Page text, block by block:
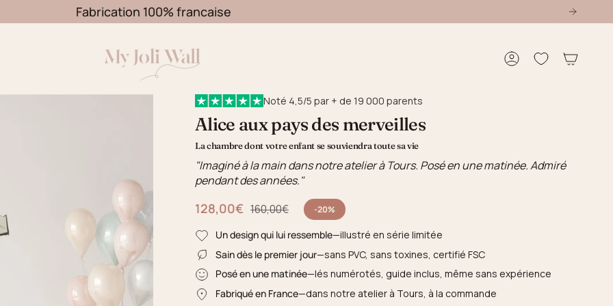
Fabrication 100% francaise
Compte
Noté 4,5/5 par + de 19 000 parents
Alice aux pays des merveilles
La chambre dont votre enfant se souviendra toute sa vie
"Imaginé à la main dans notre atelier à Tours. Posé en une matinée. Admiré
pendant des années."
128,00€
Prix régulier 160,00€ -20%
Un design qui lui ressemble—illustré en série limitée
Sain dès le premier jour—sans PVC, sans toxines, certifié FSC
Posé en une matinée—lés numérotés, guide inclus, même sans expérience
Fabriqué en France—dans notre atelier à Tours, à la commande